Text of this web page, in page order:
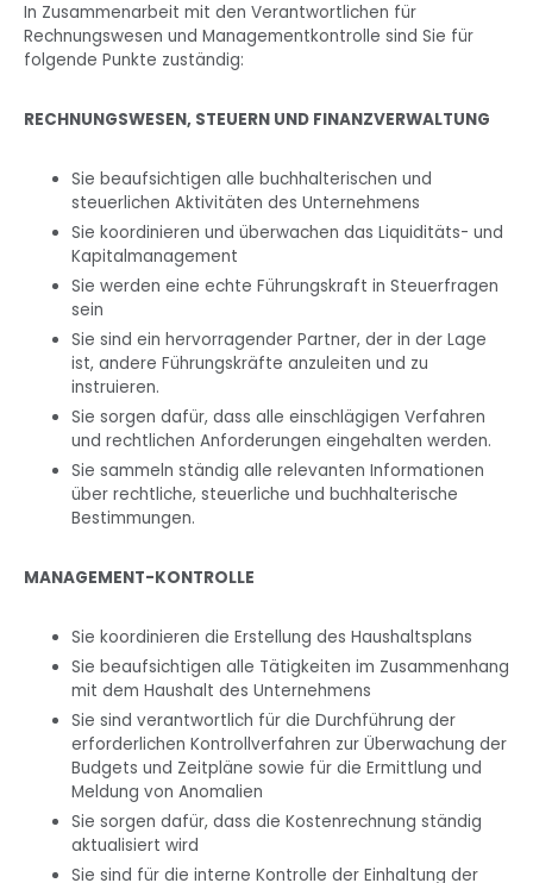
In Zusammenarbeit mit den Verantwortlichen für
Rechnungswesen und Managementkontrolle sind Sie für
folgende Punkte zuständig:
RECHNUNGSWESEN, STEUERN UND FINANZVERWALTUNG
Sie beaufsichtigen alle buchhalterischen und
steuerlichen Aktivitäten des Unternehmens
Sie koordinieren und überwachen das Liquiditäts- und
Kapitalmanagement
Sie werden eine echte Führungskraft in Steuerfragen
sein
Sie sind ein hervorragender Partner, der in der Lage
ist, andere Führungskräfte anzuleiten und zu
instruieren.
Sie sorgen dafür, dass alle einschlägigen Verfahren
und rechtlichen Anforderungen eingehalten werden.
Sie sammeln ständig alle relevanten Informationen
über rechtliche, steuerliche und buchhalterische
Bestimmungen.
MANAGEMENT-KONTROLLE
Sie koordinieren die Erstellung des Haushaltsplans
Sie beaufsichtigen alle Tätigkeiten im Zusammenhang
mit dem Haushalt des Unternehmens
Sie sind verantwortlich für die Durchführung der
erforderlichen Kontrollverfahren zur Überwachung der
Budgets und Zeitpläne sowie für die Ermittlung und
Meldung von Anomalien
Sie sorgen dafür, dass die Kostenrechnung ständig
aktualisiert wird
Sie sind für die interne Kontrolle der Einhaltung der